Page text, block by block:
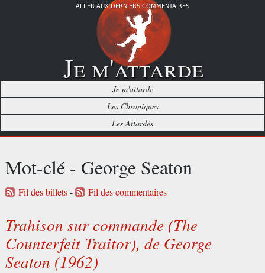
ALLER AUX DERNIERS COMMENTAIRES
Je m'attarde
Je m'attarde
Les Chroniques
Les Attardés
Mot-clé - George Seaton
Fil des billets- Fil des commentaires
Trahison sur commande (The
Counterfeit Traitor), de George
Seaton (1962)